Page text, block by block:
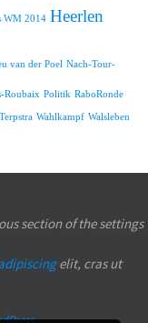
WM 2014 Heerlen
van der Poel Nach-Tour-
Roubaix Politik RaboRonde
Terpstra Wahlkampf Walsleben
section of the settings
elit, cras ut